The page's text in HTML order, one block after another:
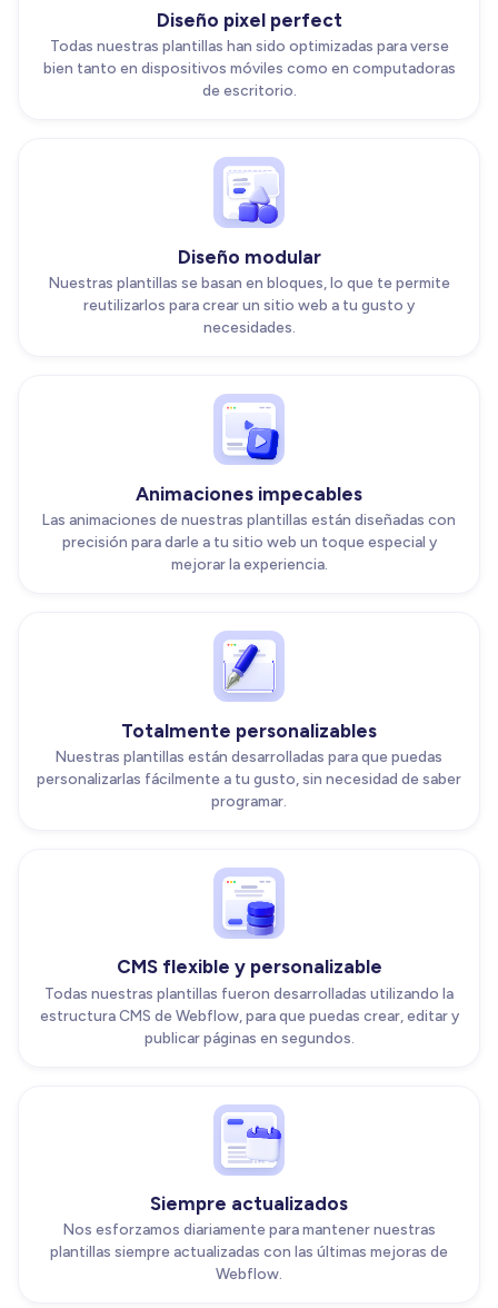
Diseño pixel perfect
Todas nuestras plantillas han sido optimizadas para verse
bien tanto en dispositivos móviles como en computadoras
de escritorio.
Diseño modular
Nuestras plantillas se basan en bloques, lo que te permite
reutilizarlos para crear un sitio web a tu gusto y
necesidades.
Animaciones impecables
Las animaciones de nuestras plantillas están diseñadas con
precisión para darle a tu sitio web un toque especial y
mejorar la experiencia.
Totalmente personalizables
Nuestras plantillas están desarrolladas para que puedas
personalizarlas fácilmente a tu gusto, sin necesidad de saber
programar.
CMS flexible y personalizable
Todas nuestras plantillas fueron desarrolladas utilizando la
estructura CMS de Webflow, para que puedas crear, editar y
publicar páginas en segundos.
Siempre actualizados
Nos esforzamos diariamente para mantener nuestras
plantillas siempre actualizadas con las últimas mejoras de
Webflow.